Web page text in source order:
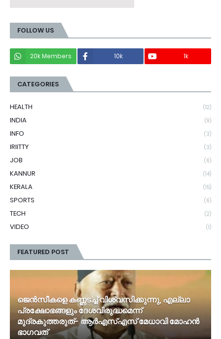
FOLLOW US
20k Members 10k 1k
CATEGORIES
HEALTH (12)
INDIA (9)
INFO (3)
IRIITTY (3)
JOB (6)
KANNUR (14)
KERALA (15)
SPORTS (6)
TECH (2)
VIDEO (1)
FEATURED POST
ജെൻസീകളെ കണ്ണടച്ച് വിശ്വസിക്കുന്നു, എല്ലാ
പ്രക്ഷോഭങ്ങളും ദേശവിരുദ്ധമെന്ന്
മുദ്രകുത്തരുത്- ആർഎസ്എസ് മേധാവി മോഹൻ
ഭാ​ഗവത്